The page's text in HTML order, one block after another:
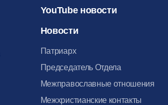
YouTube новости
Новости
Патриарх
Председатель Отдела
Межправославные отношения
Межхристианские контакты